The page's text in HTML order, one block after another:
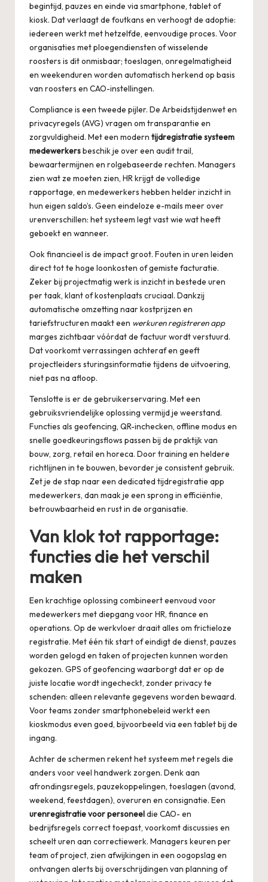
begintijd, pauzes en einde via smartphone, tablet of
kiosk. Dat verlaagt de foutkans en verhoogt de adoptie:
iedereen werkt met hetzelfde, eenvoudige proces. Voor
organisaties met ploegendiensten of wisselende
roosters is dit onmisbaar; toeslagen, onregelmatigheid
en weekenduren worden automatisch herkend op basis
van roosters en CAO-instellingen.
Compliance is een tweede pijler. De Arbeidstijdenwet en
privacyregels (AVG) vragen om transparantie en
zorgvuldigheid. Met een modern tijdregistratie systeem
medewerkersbeschik je over een audit trail,
bewaartermijnen en rolgebaseerde rechten. Managers
zien wat ze moeten zien, HR krijgt de volledige
rapportage, en medewerkers hebben helder inzicht in
hun eigen saldo’s. Geen eindeloze e-mails meer over
urenverschillen: het systeem legt vast wie wat heeft
geboekt en wanneer.
Ook financieel is de impact groot. Fouten in uren leiden
direct tot te hoge loonkosten of gemiste facturatie.
Zeker bij projectmatig werk is inzicht in bestede uren
per taak, klant of kostenplaats cruciaal. Dankzij
automatische omzetting naar kostprijzen en
tariefstructuren maakt een werkuren registreren app
marges zichtbaar vóórdat de factuur wordt verstuurd.
Dat voorkomt verrassingen achteraf en geeft
projectleiders sturingsinformatie tijdens de uitvoering,
niet pas na afloop.
Tenslotte is er de gebruikerservaring. Met een
gebruiksvriendelijke oplossing vermijd je weerstand.
Functies als geofencing, QR-inchecken, offline modus en
snelle goedkeuringsflows passen bij de praktijk van
bouw, zorg, retail en horeca. Door training en heldere
richtlijnen in te bouwen, bevorder je consistent gebruik.
Zet je de stap naar een dedicated tijdregistratie app
medewerkers, dan maak je een sprong in efficiëntie,
betrouwbaarheid en rust in de organisatie.
Van klok tot rapportage:
functies die het verschil
maken
Een krachtige oplossing combineert eenvoud voor
medewerkers met diepgang voor HR, finance en
operations. Op de werkvloer draait alles om frictieloze
registratie. Met één tik start of eindigt de dienst, pauzes
worden gelogd en taken of projecten kunnen worden
gekozen. GPS of geofencing waarborgt dat er op de
juiste locatie wordt ingecheckt, zonder privacy te
schenden: alleen relevante gegevens worden bewaard.
Voor teams zonder smartphonebeleid werkt een
kioskmodus even goed, bijvoorbeeld via een tablet bij de
ingang.
Achter de schermen rekent het systeem met regels die
anders voor veel handwerk zorgen. Denk aan
afrondingsregels, pauzekoppelingen, toeslagen (avond,
weekend, feestdagen), overuren en consignatie. Een
urenregistratie voor personeeldie CAO- en
bedrijfsregels correct toepast, voorkomt discussies en
scheelt uren aan correctiewerk. Managers keuren per
team of project, zien afwijkingen in een oogopslag en
ontvangen alerts bij overschrijdingen van planning of